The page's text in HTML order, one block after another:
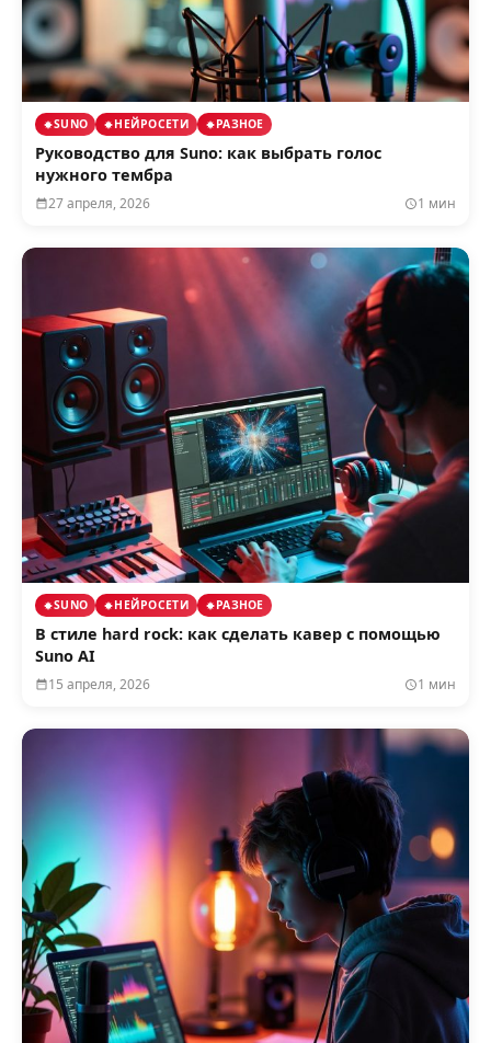
SUNO НЕЙРОСЕТИ РАЗНОЕ
Руководство для Suno: как выбрать голос
нужного тембра
27 апреля, 2026 1 мин
SUNO НЕЙРОСЕТИ РАЗНОЕ
В стиле hard rock: как сделать кавер с помощью
Suno AI
15 апреля, 2026 1 мин